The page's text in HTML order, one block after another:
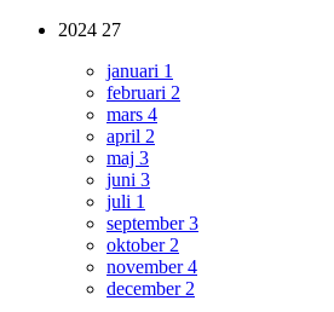
2024 27
januari 1
februari 2
mars 4
april 2
maj 3
juni 3
juli 1
september3
oktober 2
november4
december 2